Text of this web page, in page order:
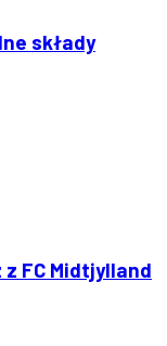
składy
FC Midtjylland